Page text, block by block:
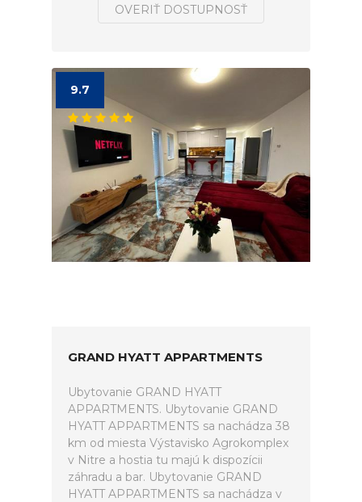
OVERIŤ DOSTUPNOSŤ
9.7
GRAND HYATT APPARTMENTS
Ubytovanie GRAND HYATT
APPARTMENTS. Ubytovanie GRAND
HYATT APPARTMENTS sa nachádza 38
km od miesta Výstavisko Agrokomplex
v Nitre a hostia tu majú k dispozícii
záhradu a bar. Ubytovanie GRAND
HYATT APPARTMENTS sa nachádza v